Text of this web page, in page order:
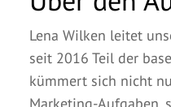
Lena Wilken leitet
seit 2016 Teil der
kümmert sich nicht
Marketing-Aufgaben,